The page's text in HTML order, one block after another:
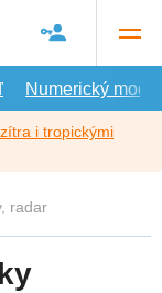
Numerický model
i tropickými
radar